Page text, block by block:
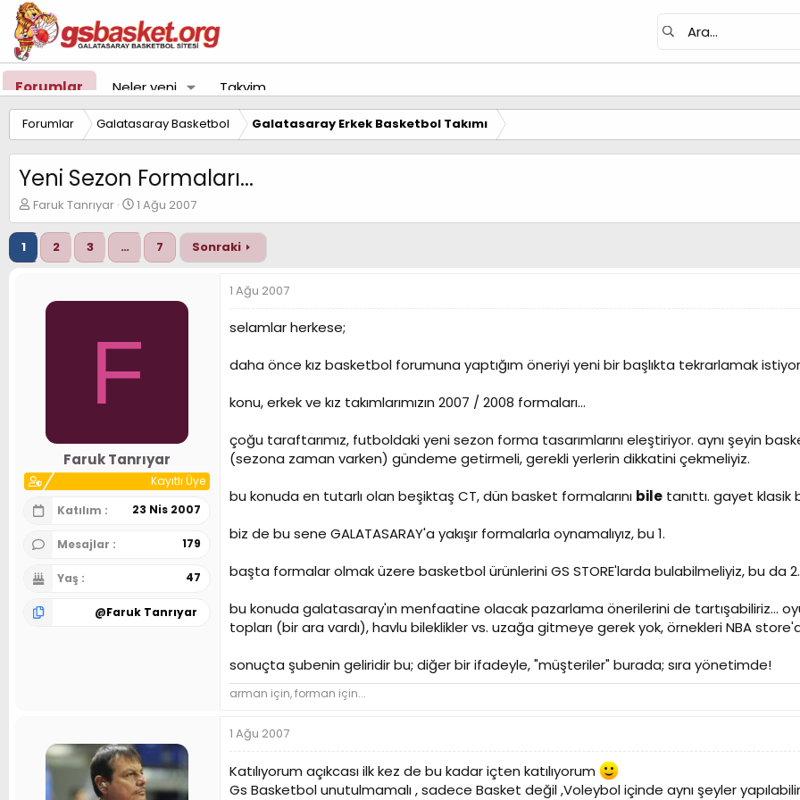
Forumlar Neler yeni Takvim
Forumlar Galatasaray Basketbol Galatasaray Erkek Basketbol Takımı
Yeni Sezon Formaları...
K
o
n
u
y
Faruk Tanrıyar
B
a
ş
a
g
t
r
1 Ağu 2007
1 2 3 … 7 Sonraki
F
Faruk Tanrıyar
Kayıtlı Üye
Katılım
23 Nis 2007
Mesajlar 179
Yaş 47
@Faruk Tanrıyar
1 Ağu 2007
selamlar herkese;
daha önce kız basketbol forumuna yaptığım öneriyi yeni bir başlıkta tekrarlamak
konu, erkek ve kız takımlarımızın 2007 / 2008 formaları...
çoğu taraftarımız, futboldaki yeni sezon forma tasarımlarını eleştiriyor. aynı şeyin
(sezona zaman varken) gündeme getirmeli, gerekli yerlerin dikkatini çekmeliyiz.
bu konuda en tutarlı olan beşiktaş CT, dün basket formalarını bile tanıttı. gayet
biz de bu sene GALATASARAY'a yakışır formalarla oynamalıyız, bu 1.
başta formalar olmak üzere basketbol ürünlerini GS STORE'larda bulabilmeliyiz, bu da 2.
bu konuda galatasaray'ın menfaatine olacak pazarlama önerilerini de tartışabiliriz...
topları (bir ara vardı), havlu bileklikler vs. uzağa gitmeye gerek yok, örnekleri NBA
sonuçta şubenin geliridir bu; diğer bir ifadeyle, "müşteriler" burada; sıra yönetimde!
arman için, forman için...
1 Ağu 2007
Katılıyorum açıkcası ilk kez de bu kadar içten katılıyorum
Gs Basketbol unutulmamalı , sadece Basket değil ,Voleybol içinde aynı şeyler